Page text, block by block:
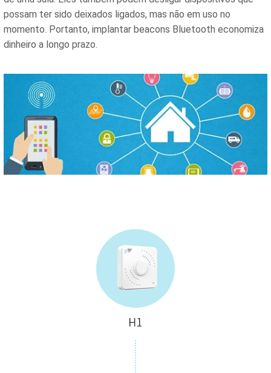
possam ter sido deixados ligados, mas não em uso no
momento. Portanto, implantar beacons Bluetooth economiza
dinheiro a longo prazo.